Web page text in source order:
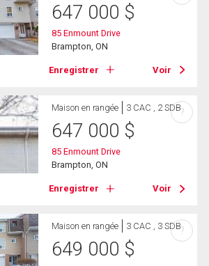
647 000 $
85 Enmount Drive
Brampton, ON
Enregistrer Voir
Maison en rangée 3 CAC , 2 SDB
647 000 $
85 Enmount Drive
Brampton, ON
Enregistrer Voir
?
Maison en rangée 3 CAC , 3 SDB
649 000 $
?